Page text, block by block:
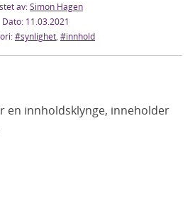
av:Simon Hagen
Dato: 11.03.2021
#synlighet, #innhold
en innholdsklynge, inneholder